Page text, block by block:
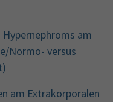
am
Normo- versus
am Extrakorporalen